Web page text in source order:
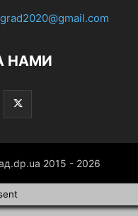
НАМИ
2015 - 2026